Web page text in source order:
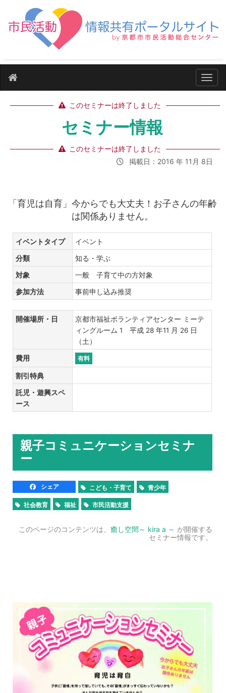
ナビ
このセミナーは終了しました
セミナー情報
このセミナーは終了しました
掲載日：2016 年 11月 8日
「育児は自育」今からでも大丈夫！お子さんの年齢
は関係ありません。
イベントタイプ イベント
分類 知る・学ぶ
対象 一般 子育て中の方対象
参加方法 事前申し込み推奨
開催場所・日
京都市福祉ボランティアセンター ミーテ
ィングルーム 1 平成 28 年11 月 26 日
（土）
費用 有料
割引特典
託児・遊興スペ
ース
親子コミュニケーションセミナ
ー
シェア こども・子育て 青少年
社会教育 福祉 市民活動支援
このページのコンテンツは、 癒し空間～ kira a ～ が開催する
セミナー情報です。